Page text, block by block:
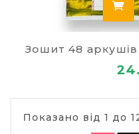
Зошит 48
Показано від 1 до